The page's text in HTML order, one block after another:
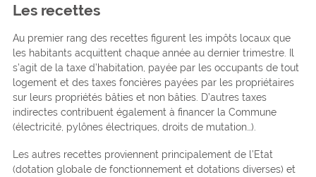
Les recettes
Au premier rang des recettes figurent les impôts locaux que
les habitants acquittent chaque année au dernier trimestre. Il
s’agit de la taxe d’habitation, payée par les occupants de tout
logement et des taxes foncières payées par les propriétaires
sur leurs propriétés bâties et non bâties. D’autres taxes
indirectes contribuent également à financer la Commune
(électricité, pylônes électriques, droits de mutation…).
Les autres recettes proviennent principalement de l’Etat
(dotation globale de fonctionnement et dotations diverses) et